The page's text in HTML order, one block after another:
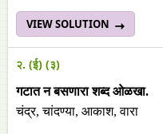
VIEW SOLUTION
२. (ई) (३)
गटात न बसणारा शब्द ओळखा.
चंद्र, चांदण्या, आकाश, वारा